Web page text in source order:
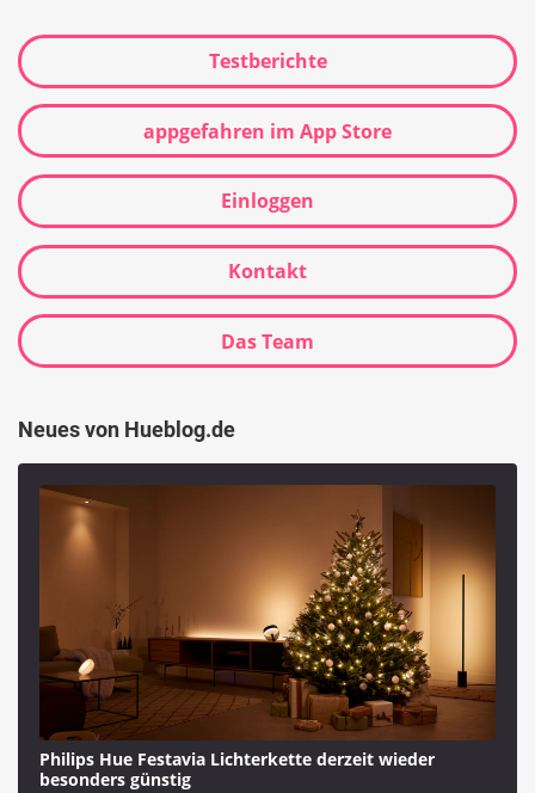
Testberichte
appgefahren im App Store
Einloggen
Kontakt
Das Team
Neues von Hueblog.de
Philips Hue Festavia Lichterkette derzeit wieder
besonders günstig